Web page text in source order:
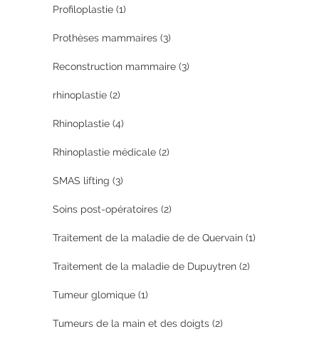
Profiloplastie (1)
Prothèses mammaires (3)
Reconstruction mammaire (3)
rhinoplastie (2)
Rhinoplastie (4)
Rhinoplastie médicale (2)
SMAS lifting (3)
Soins post-opératoires (2)
Traitement de la maladie de de Quervain (1)
Traitement de la maladie de Dupuytren (2)
Tumeur glomique (1)
Tumeurs de la main et des doigts (2)